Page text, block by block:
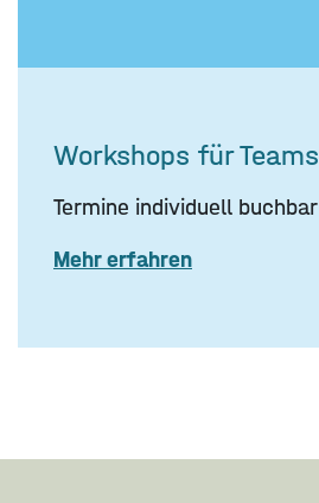
Workshops für Teams
Termine individuell buchbar
Mehr erfahren